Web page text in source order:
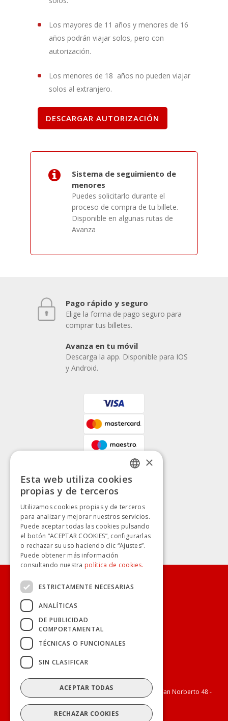
Los mayores de 11 años y menores de 16
años podrán viajar solos, pero con
autorización.
Los menores de 18 años no pueden viajar
solos al extranjero.
DESCARGAR AUTORIZACIÓN
Sistema de seguimiento de
menores
Puedes solicitarlo durante el
proceso de compra de tu billete.
Disponible en algunas rutas de
Avanza
Pago rápido y seguro
Elige la forma de pago seguro para
comprar tus billetes.
Avanza en tu móvil
Descarga la app. Disponible para IOS
y Android.
CONÓCENOS
TRANSPARENCIA
TUS BILLETES
MÁS AVANZA
Copyright 2026Avanza Spain, S.L. (B-64405731)
c/ San Norberto 48 -
50,28021(Madrid)
SPANISH
×
Esta web utiliza cookies
propias y de terceros
Utilizamos cookies propias y de terceros
para analizar y mejorar nuestros servicios.
Puede aceptar todas las cookies pulsando
el botón “ACEPTAR COOKIES”, configurarlas
o rechazar su uso haciendo clic “Ajustes”.
Puede obtener más información
consultando nuestra política de cookies.
ESTRICTAMENTE NECESARIAS
ANALÍTICAS
DE PUBLICIDAD
COMPORTAMENTAL
TÉCNICAS O FUNCIONALES
SIN CLASIFICAR
ACEPTAR TODAS
RECHAZAR COOKIES